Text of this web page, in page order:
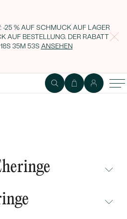
-25 % AUF SCHMUCK AUF LAGER
AUF BESTELLUNG. DER RABATT
35M 52S ANSEHEN